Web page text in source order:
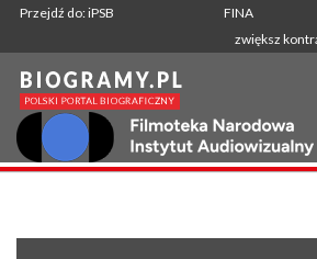
Przejdź do: iPSB
FINA
zwiększ